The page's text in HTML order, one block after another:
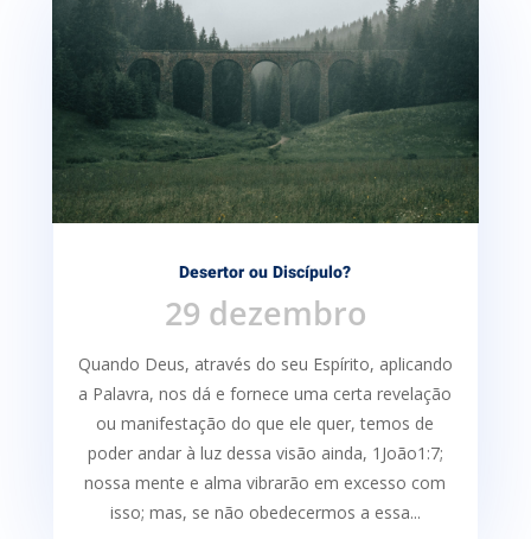
Desertor ou Discípulo?
29 dezembro
Quando Deus, através do seu Espírito, aplicando
a Palavra, nos dá e fornece uma certa re­velação
ou manifestação do que ele quer, temos de
poder andar à luz dessa visão ainda, 1João1:7;
nossa mente e alma vibrarão em excesso com
isso; mas, se não obedecermos a essa...